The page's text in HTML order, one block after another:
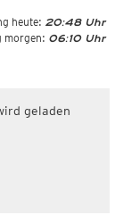
heute: 20:48 Uhr
morgen: 06:10 Uhr
geladen